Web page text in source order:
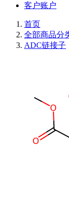
客户账户
首页
全部商品分
ADC链接子